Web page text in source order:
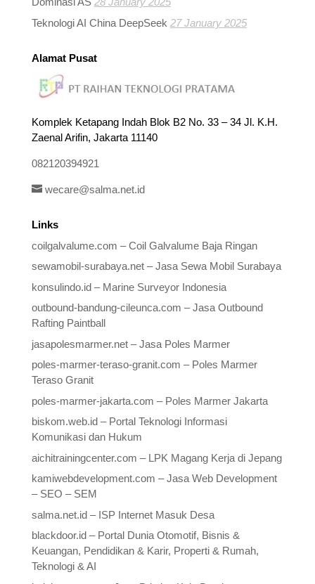
Teknologi AI China DeepSeek 27 January 2025
Alamat Pusat
Komplek Ketapang Indah Blok B2 No. 33 – 34 Jl. K.H.
Zaenal Arifin, Jakarta 11140
082120394921
wecare@salma.net.id
Links
coilgalvalume.com – Coil Galvalume Baja Ringan
sewamobil-surabaya.net – Jasa Sewa Mobil Surabaya
konsulindo.id – Marine Surveyor Indonesia
outbound-bandung-cileunca.com – Jasa Outbound
Rafting Paintball
jasapolesmarmer.net – Jasa Poles Marmer
poles-marmer-teraso-granit.com – Poles Marmer
Teraso Granit
poles-marmer-jakarta.com – Poles Marmer Jakarta
biskom.web.id – Portal Teknologi Informasi
Komunikasi dan Hukum
aichitrainingcenter.com – LPK Magang Kerja di Jepang
kamiwebdevelopment.com – Jasa Web Development
– SEO – SEM
salma.net.id – ISP Internet Masuk Desa
blackdoor.id – Portal Dunia Otomotif, Bisnis &
Keuangan, Pendidikan & Karir, Properti & Rumah,
Teknologi & AI